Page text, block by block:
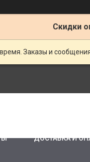
Скидки
Заказы и
ДОСТАВКА И